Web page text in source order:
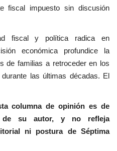
fiscal impuesto sin discusión
fiscal y política radica en
económica profundice la
de familias a retroceder en los
las últimas décadas. El
columna de opinión es de
de su autor, y no refleja
ni postura de Séptima